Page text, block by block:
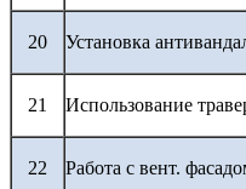
20 Установка
21 Использование
22 Работа с вент.